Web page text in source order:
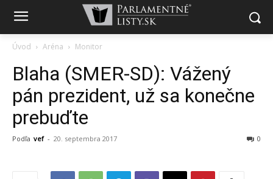
Úvod Aréna Monitor
Blaha (SMER-SD): Vážený
pán prezident, už sa konečne
prebuďte
Podľa vef - 20. septembra 2017 0